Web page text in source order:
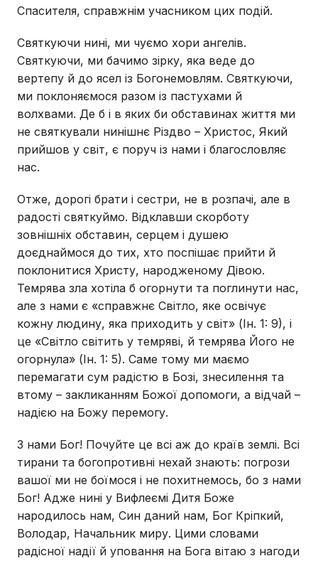
Спасителя, справжнім учасником цих подій.
Святкуючи нині, ми чуємо хори ангелів.
Святкуючи, ми бачимо зірку, яка веде до
вертепу й до ясел із Богонемовлям. Святкуючи,
ми поклоняємося разом із пастухами й
волхвами. Де б і в яких би обставинах життя ми
не святкували нинішнє Різдво – Христос, Який
прийшов у світ, є поруч із нами і благословляє
нас.
Отже, дорогі брати і сестри, не в розпачі, але в
радості святкуймо. Відклавши скорботу
зовнішніх обставин, серцем і душею
доєднаймося до тих, хто поспішає прийти й
поклонитися Христу, народженому Дівою.
Темрява зла хотіла б огорнути та поглинути нас,
але з нами є «справжнє Світло, яке освічує
кожну людину, яка приходить у світ» (Ін. 1: 9), і
це «Світло світить у темряві, й темрява Його не
огорнула» (Ін. 1: 5). Саме тому ми маємо
перемагати сум радістю в Бозі, знесилення та
втому – закликанням Божої допомоги, а відчай –
надією на Божу перемогу.
З нами Бог! Почуйте це всі аж до країв землі. Всі
тирани та богопротивні нехай знають: погрози
вашої ми не боїмося і не похитнемось, бо з нами
Бог! Адже нині у Вифлеємі Дитя Боже
народилось нам, Син даний нам, Бог Кріпкий,
Володар, Начальник миру. Цими словами
радісної надії й уповання на Бога вітаю з нагоди